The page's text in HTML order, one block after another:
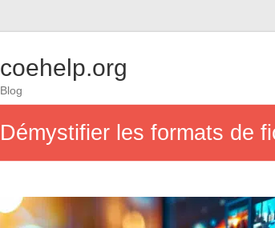
coehelp.org
Blog
Démystifier les formats de